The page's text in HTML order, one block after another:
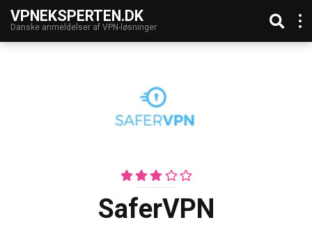
VPNEKSPERTEN.DK
Danske anmeldelser af VPN-løsninger
SaferVPN